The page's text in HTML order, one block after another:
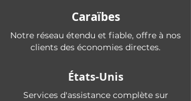
Caraïbes
Notre réseau étendu et fiable, offre à nos
clients des économies directes.
États-Unis
Services d'assistance complète sur